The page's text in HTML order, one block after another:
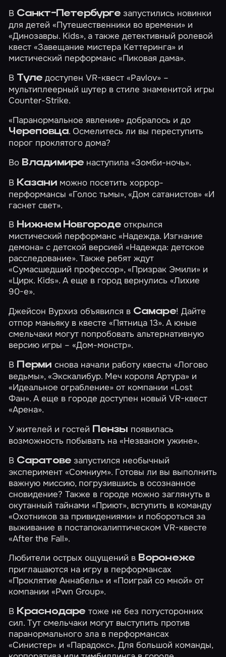
В Санкт-Петербургезапустились новинки
для детей«Путешественники во времени» и
«Динозавры. Kids», а также детективный ролевой
квест«Завещание мистера Кеттеринга» и
мистический перформанс«Пиковая дама».
В Туле доступен VR-квест«Pavlov» –
мультиплеерный шутер в стиле знаменитой игры
Counter-Strike.
«Паранормальное явление» добралось и до
Череповца. Осмелитесь ли вы переступить
порог проклятого дома?
Во Владимире наступила«Зомби-ночь».
В Казаниможно посетить хоррор-
перформансы«Голос тьмы»,«Дом сатанистов» «И
гаснет свет».
В Нижнем Новгородеоткрылся
мистический перформанс«Надежда. Изгнание
демона» с детской версией«Надежда: детское
расследование». Также ребят ждут
«Сумасшедший профессор»,«Призрак Эмили» и
«Цирк. Kids». А еще в город вернулись«Лихие
90-е».
Джейсон Вурхиз объявился в Самаре! Дайте
отпор маньяку в квесте«Пятница 13». А юные
смельчаки могут попробовать альтернативную
версию игры –«Дом-монстр».
В Перми снова начали работу квесты «Логово
ведьмы»,«Экскалибур. Меч короля Артура» и
«Идеальное ограбление» от компании «Lost
Фан». А еще в городе доступен новый VR-квест
«Арена».
У жителей и гостей Пензы появилась
возможность побывать на«Незваном ужине».
В Саратове запустился необычный
эксперимент«Сомниум». Готовы ли вы выполнить
важную миссию, погрузившись в осознанное
сновидение? Также в городе можно заглянуть в
окутанный тайнами«Приют», вступить в команду
«Охотников за привидениями» и побороться за
выживание в постапокалиптическом VR-квесте
«After the Fall».
Любители острых ощущений в Воронеже
приглашаются на игру в перформансах
«Проклятие Аннабель» и«Поиграй со мной» от
компании «Pwn Group».
В Краснодаре тоже не без потусторонних
сил. Тут смельчаки могут выступить против
паранормального зла в перформансах
«Синистер» и«Парадокс». Для большой команды,